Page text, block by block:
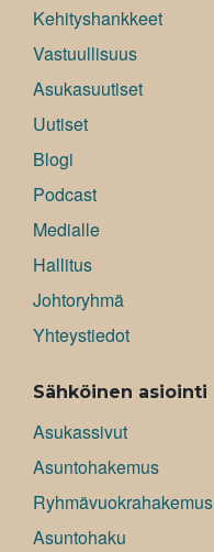
Kehityshankkeet
Vastuullisuus
Asukasuutiset
Uutiset
Blogi
Podcast
Medialle
Hallitus
Johtoryhmä
Yhteystiedot
Sähköinen asiointi
Asukassivut
Asuntohakemus
Ryhmävuokrahakemus
Asuntohaku